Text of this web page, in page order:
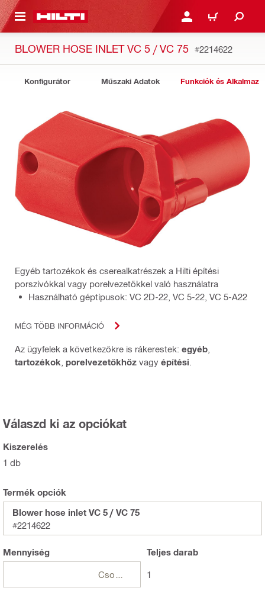
TARTALOMRA BEJELENTKEZÉS VAGY
KOSÁR
BLOWER HOSE INLET VC 5 / VC 75 #2214622
Konfigurátor Műszaki Adatok Funkciók és
Egyéb tartozékok és cserealkatrészek a Hilti építési
porszívókkal vagy porelvezetőkkel való használatra
Használható géptípusok: VC 2D-22, VC 5-22, VC 5-A22
MÉG TÖBB INFORMÁCIÓ
Az ügyfelek a következőkre is rákerestek: egyéb
tartozékok porelvezetőkhöz vagy építési
Válaszd ki az opciókat
Kiszerelés
1 db
Termék opciók
Blower hose inlet VC 5 / VC 75
#2214622
Mennyiség Teljesdarab
1